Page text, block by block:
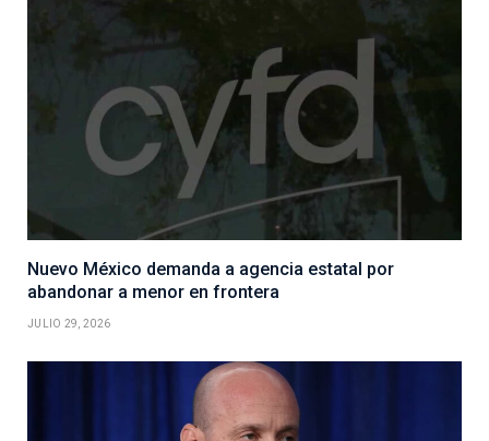
Nuevo México demanda a agencia estatal por
abandonar a menor en frontera
JULIO 29, 2026